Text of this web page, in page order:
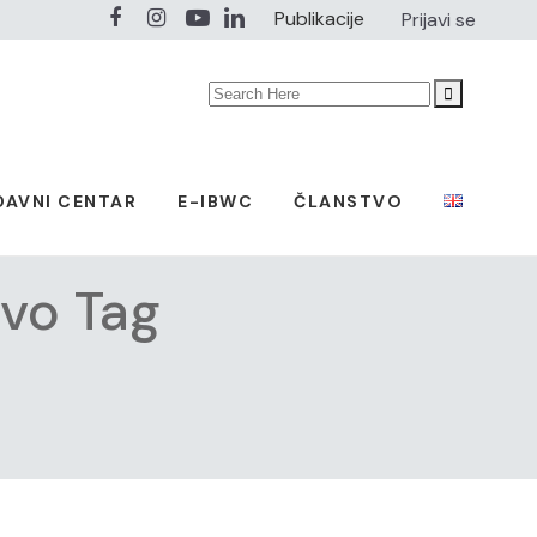
Publikacije Prijavi se
Search
CENTAR E-IBWC ČLANSTVO
Tag